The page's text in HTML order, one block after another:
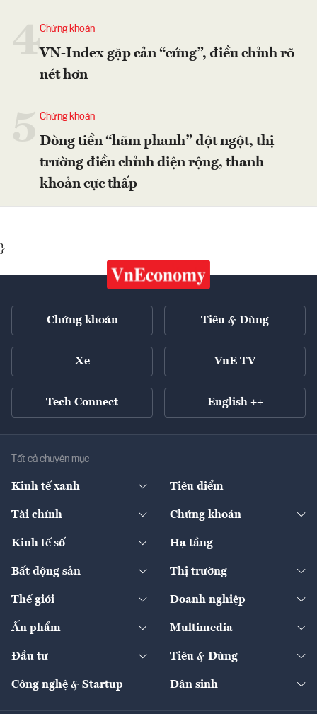
4Chứng khoán
VN-Index gặp cản “cứng”, điều chỉnh rõ
nét hơn
Chứng khoán
Dòng tiền “hãm phanh” đột ngột, thị
trường điều chỉnh diện rộng, thanh
khoản cực thấp
}
Chứng khoán Tiêu & Dùng
Xe VnE TV
Tech Connect English ++
Tất cả chuyên mục
Kinh tế xanh
Diễn đàn
Tiêu điểm
Tài chính
Ngân hàng
Bảo hiểm
Chứng khoán
Doanh nghiệp niêm yết
Khung pháp lý
Kinh tế số
Sản phẩm - Thị trường
Start-up
Quản trị số
Hạ tầng
Bất động sản
Chính sách
Tư vấn
Thị trường
Thị trường
Nông sản
Thế giới
Kinh tế
Doanh nghiệp
Ấn phẩm
The Guide
Multimedia
Đầu tư Tiêu & Dùng
Công nghệ & Startup Dân sinh